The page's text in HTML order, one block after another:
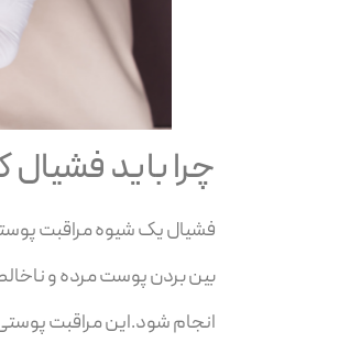
چرا باید فشیال
فشیال یک شیوه مراقبت
بین بردن پوست مرده و
انجام شود.این مراقبت